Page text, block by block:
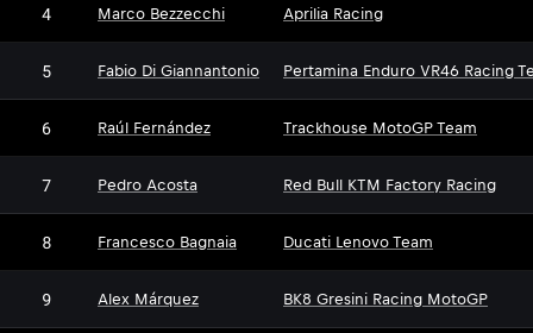
4 Marco Bezzecchi Aprilia Racing
5 Fabio Di Giannantonio Pertamina Enduro VR46 Racing
6 Raúl Fernández Trackhouse MotoGP Team
7 Pedro Acosta Red Bull KTM Factory Racing
8 Francesco Bagnaia Ducati Lenovo Team
9 Alex Márquez BK8 Gresini Racing MotoGP